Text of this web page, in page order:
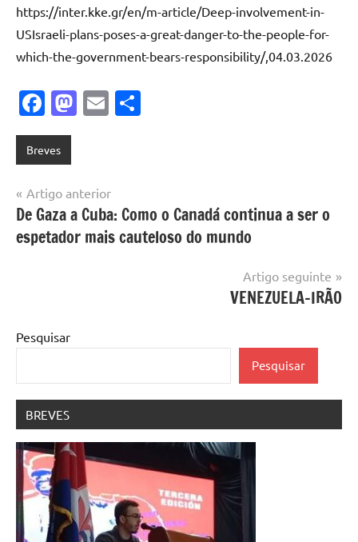
https://inter.kke.gr/en/m-article/Deep-involvement-in-
USIsraeli-plans-poses-a-great-danger-to-the-people-for-
which-the-government-bears-responsibility/,04.03.2026
Facebook
Mastodon
Email
Breves
Navegação
de
artigos
Artigo anterior
De Gaza a Cuba: Como o Canadá continua a ser o
espetador mais cauteloso do mundo
Artigo seguinte
VENEZUELA–IRÃO
Pesquisar
Pesquisar
BREVES